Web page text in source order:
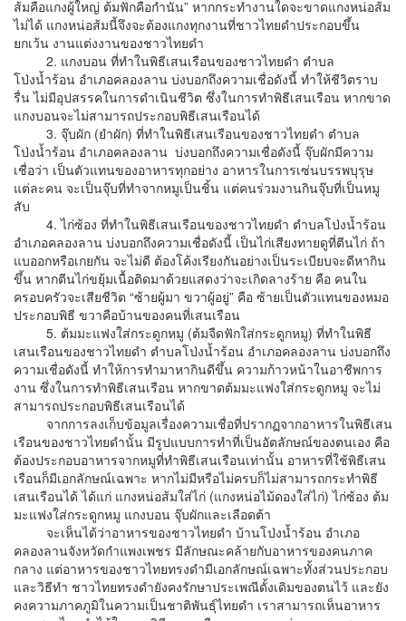
ส้มคือแกงผู้ใหญ่ ต้มฟักคือกำนัน” หากกระทำงานใดจะขาดแกงหน่อส้ม
ไม่ได้ แกงหน่อส้มนี้จึงจะต้องแกงทุกงานที่ชาวไทยดำประกอบขึ้น
ยกเว้น งานแต่งงานของชาวไทยดำ
2. แกงบอน ที่ทำในพิธีเสนเรือนของชาวไทยดำ ตำบล
โป่งน้ำร้อน อำเภอคลองลาน บ่งบอกถึงความเชื่อดังนี้ ทำให้ชีวิตราบ
รื่น ไม่มีอุปสรรคในการดำเนินชีวิต ซึ่งในการทำพิธีเสนเรือน หากขาด
แกงบอนจะไม่สามารถประกอบพิธีเสนเรือนได้
3. จุ๊บผัก (ยำผัก) ที่ทำในพิธีเสนเรือนของชาวไทยดำ ตำบล
โป่งน้ำร้อน อำเภอคลองลาน บ่งบอกถึงความเชื่อดังนี้ จุ๊บผักมีความ
เชื่อว่า เป็นตัวแทนของอาหารทุกอย่าง อาหารในการเซ่นบรรพบุรุษ
แต่ละคน จะเป็นจุ๊บที่ทำจากหมูเป็นชิ้น แต่คนร่วมงานกินจุ๊บที่เป็นหมู
สับ
4. ไก่ซ้อง ที่ทำในพิธีเสนเรือนของชาวไทยดำ ตำบลโป่งน้ำร้อน
อำเภอคลองลาน บ่งบอกถึงความเชื่อดังนี้ เป็นไก่เสียงทายดูที่ตีนไก่ ถ้า
แบออกหรือเกยกัน จะไม่ดี ต้องโค้งเรียงกันอย่างเป็นระเบียบจะดีหากิน
ขึ้น หากตีนไก่ขยุ้มเนื้อติดมาด้วยแสดงว่าจะเกิดลางร้าย คือ คนใน
ครอบครัวจะเสียชีวิต “ซ้ายผู้มา ขวาผู้อยู่” คือ ซ้ายเป็นตัวแทนของหมอ
ประกอบพิธี ขวาคือบ้านของคนที่เสนเรือน
5. ต้มมะแฟงใส่กระดูกหมู (ต้มจืดฟักใส่กระดูกหมู) ที่ทำในพิธี
เสนเรือนของชาวไทยดำ ตำบลโป่งน้ำร้อน อำเภอคลองลาน บ่งบอกถึง
ความเชื่อดังนี้ ทำให้การทำมาหากินดีขึ้น ความก้าวหน้าในอาชีพการ
งาน ซึ่งในการทำพิธีเสนเรือน หากขาดต้มมะแฟงใส่กระดูกหมู จะไม่
สามารถประกอบพิธีเสนเรือนได้
จากการลงเก็บข้อมูลเรื่องความเชื่อที่ปรากฏจากอาหารในพิธีเสน
เรือนของชาวไทยดำนั้น มีรูปแบบการทำที่เป็นอัตลักษณ์ของตนเอง คือ
ต้องประกอบอาหารจากหมูที่ทำพิธีเสนเรือนเท่านั้น อาหารที่ใช้พิธีเสน
เรือนก็มีเอกลักษณ์เฉพาะ หากไม่มีหรือไม่ครบก็ไม่สามารถกระทำพิธี
เสนเรือนได้ ได้แก่ แกงหน่อส้มใส่ไก่ (แกงหน่อไม้ดองใส่ไก่) ไก่ซ้อง ต้ม
มะแฟงใส่กระดูกหมู แกงบอน จุ๊บผักและเลือดต้า
จะเห็นได้ว่าอาหารของชาวไทยดำ บ้านโป่งน้ำร้อน อำเภอ
คลองลานจังหวัดกำแพงเพชร มีลักษณะคล้ายกับอาหารของคนภาค
กลาง แต่อาหารของชาวไทยทรงดำมีเอกลักษณ์เฉพาะทั้งส่วนประกอบ
และวิธีทำ ชาวไทยทรงดำยังคงรักษาประเพณีดั้งเดิมของตนไว้ และยัง
คงความภาคภูมิในความเป็นชาติพันธุ์ไทยดำ เราสามารถเห็นอาหาร